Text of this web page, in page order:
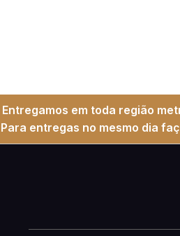
Entregamos em toda região
Para entregas no mesmo dia